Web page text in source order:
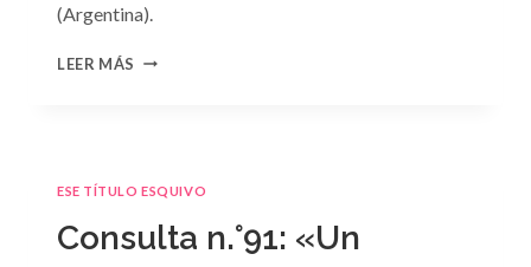
(Argentina).
LEER MÁS CONSULTA
ESE TÍTULO ESQUIVO
Consulta n.°91: «Un